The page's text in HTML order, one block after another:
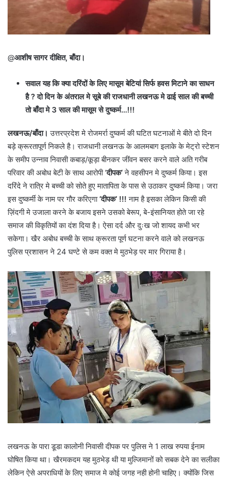
@आशीष सागर दीक्षित, बाँदा।
सवाल यह कि क्या दरिंदों के लिए मासूम बेटियां सिर्फ हवस मिटाने का साधन
है ? दो दिन के अंतराल मे सूबे की राजधानी लखनऊ मे ढाई साल की बच्ची
तो बाँदा मे 3 साल की मासूम से दुष्कर्म…!!!
लखनऊ/बाँदा। उत्तरप्रदेश मे रोजमर्रा दुष्कर्म की घटित घटनाओं मे बीते दो दिन
बड़े क्रूरतापूर्ण निकले है। राजधानी लखनऊ के आलमबाग इलाके के मेट्रो स्टेशन
के समीप उन्नाव निवासी कबाड़/कूड़ा बीनकर जींवन बसर करने वाले अति गरीब
परिवार की अबोध बेटी के साथ आरोपी ‘दीपक’ने वहसीपन मे दुष्कर्म किया। इस
दरिंदे ने रात्रि मे बच्ची को सोते हुए मातापिता के पास से उठाकर दुष्कर्म किया। जरा
इस दुष्कर्मी के नाम पर गौर करिएगा‘दीपक’ !!! नाम है इसका लेकिन किसी की
ज़िंदगी मे उजाला करने के बजाय इसने उसको बेरूप, बे-इंसानियत होते जा रहे
समाज की विकृतियों का दंश दिया है। ऐसा दर्द और दुःख जो शायद कभी भर
सकेगा। खैर अबोध बच्ची के साथ क्रूरता पूर्ण घटना करने वाले को लखनऊ
पुलिस प्रशासन ने 24 घण्टे से कम वक्त मे मुठभेड़ पर मार गिराया है।
लखनऊ के पारा डूडा कालोनी निवासी दीपक पर पुलिस ने 1 लाख रुपया ईनाम
घोषित किया था। खैरमकदम यह मुठभेड़ थी या मुल्जिमानों को सबक देने का सलीका
लेकिन ऐसे अपराधियों के लिए समाज मे कोई जगह नही होनी चाहिए। क्योंकि जिस